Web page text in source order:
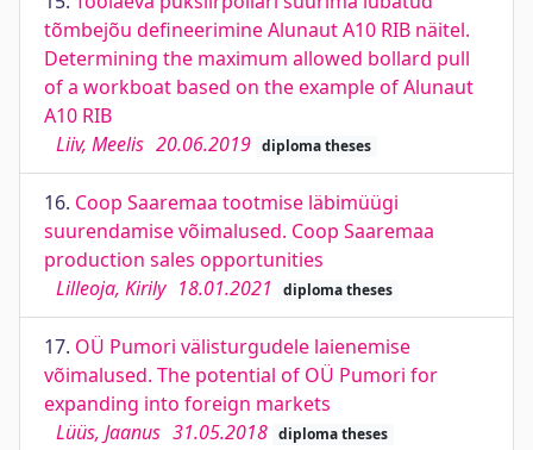
tõmbejõu defineerimine Alunaut A10 RIB näitel.
Determining the maximum allowed bollard pull
of a workboat based on the example of Alunaut
A10 RIB
Liiv, Meelis 20.06.2019 diploma theses
16. Coop Saaremaa tootmise läbimüügi
suurendamise võimalused. Coop Saaremaa
production sales opportunities
Lilleoja, Kirily 18.01.2021 diploma theses
17. OÜ Pumori välisturgudele laienemise
võimalused. The potential of OÜ Pumori for
expanding into foreign markets
Lüüs, Jaanus 31.05.2018 diploma theses